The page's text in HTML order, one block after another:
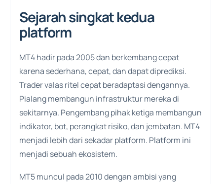
Sejarah singkat kedua
platform
MT4 hadir pada 2005 dan berkembang cepat
karena sederhana, cepat, dan dapat diprediksi.
Trader valas ritel cepat beradaptasi dengannya.
Pialang membangun infrastruktur mereka di
sekitarnya. Pengembang pihak ketiga membangun
indikator, bot, perangkat risiko, dan jembatan. MT4
menjadi lebih dari sekadar platform. Platform ini
menjadi sebuah ekosistem.
MT5 muncul pada 2010 dengan ambisi yang